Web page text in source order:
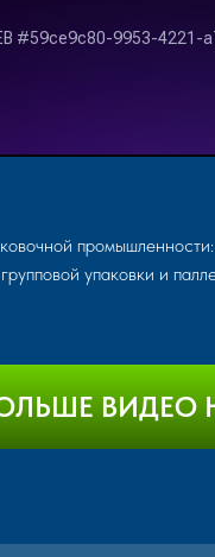
промышленности:
упаковки и
ВИДЕО